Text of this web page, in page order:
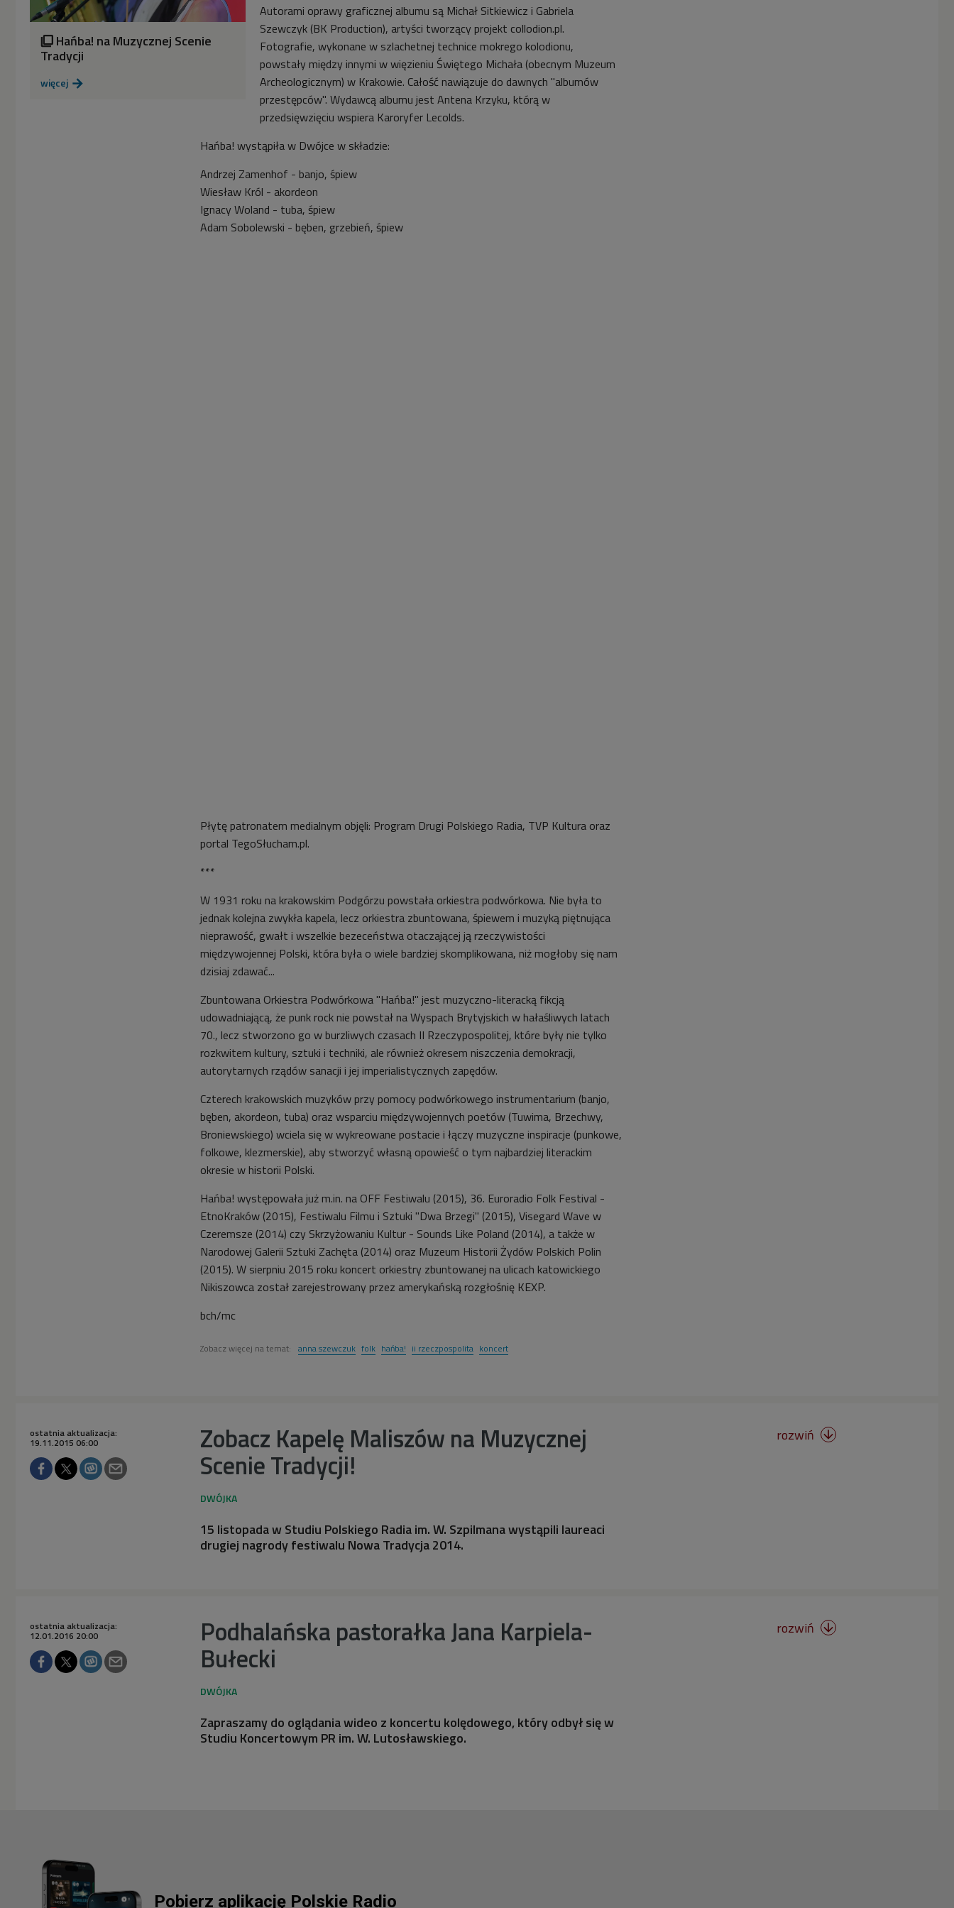
 Hańba! na Muzycznej Scenie
Tradycji
więcej 
Autorami oprawy graficznej albumu są Michał Sitkiewicz i Gabriela
Szewczyk (BK Production), artyści tworzący projekt collodion.pl.
Fotografie, wykonane w szlachetnej technice mokrego kolodionu,
powstały między innymi w więzieniu Świętego Michała (obecnym Muzeum
Archeologicznym) w Krakowie. Całość nawiązuje do dawnych "albumów
przestępców". Wydawcą albumu jest Antena Krzyku, którą w
przedsięwzięciu wspiera Karoryfer Lecolds.
Hańba! wystąpiła w Dwójce w składzie:
Andrzej Zamenhof - banjo, śpiew
Wiesław Król - akordeon
Ignacy Woland - tuba, śpiew
Adam Sobolewski - bęben, grzebień, śpiew
Płytę patronatem medialnym objęli: Program Drugi Polskiego Radia, TVP Kultura oraz
portal TegoSłucham.pl.
***
W 1931 roku na krakowskim Podgórzu powstała orkiestra podwórkowa. Nie była to
jednak kolejna zwykła kapela, lecz orkiestra zbuntowana, śpiewem i muzyką piętnująca
nieprawość, gwałt i wszelkie bezeceństwa otaczającej ją rzeczywistości
międzywojennej Polski, która była o wiele bardziej skomplikowana, niż mogłoby się nam
dzisiaj zdawać...
Zbuntowana Orkiestra Podwórkowa "Hańba!" jest muzyczno-literacką fikcją
udowadniającą, że punk rock nie powstał na Wyspach Brytyjskich w hałaśliwych latach
70., lecz stworzono go w burzliwych czasach II Rzeczypospolitej, które były nie tylko
rozkwitem kultury, sztuki i techniki, ale również okresem niszczenia demokracji,
autorytarnych rządów sanacji i jej imperialistycznych zapędów.
Czterech krakowskich muzyków przy pomocy podwórkowego instrumentarium (banjo,
bęben, akordeon, tuba) oraz wsparciu międzywojennych poetów (Tuwima, Brzechwy,
Broniewskiego) wciela się w wykreowane postacie i łączy muzyczne inspiracje (punkowe,
folkowe, klezmerskie), aby stworzyć własną opowieść o tym najbardziej literackim
okresie w historii Polski.
Hańba! występowała już m.in. na OFF Festiwalu (2015), 36. Euroradio Folk Festival -
EtnoKraków (2015), Festiwalu Filmu i Sztuki "Dwa Brzegi" (2015), Visegard Wave w
Czeremsze (2014) czy Skrzyżowaniu Kultur - Sounds Like Poland (2014), a także w
Narodowej Galerii Sztuki Zachęta (2014) oraz Muzeum Historii Żydów Polskich Polin
(2015). W sierpniu 2015 roku koncert orkiestry zbuntowanej na ulicach katowickiego
Nikiszowca został zarejestrowany przez amerykańską rozgłośnię KEXP.
bch/mc
Zobacz więcej na temat: anna szewczuk folk hańba! ii rzeczpospolita koncert
Zobacz Kapelę Maliszów na Muzycznej
Scenie Tradycji!
ostatnia aktualizacja:
19.11.2015 06:00
15 listopada w Studiu Polskiego Radia im. W. Szpilmana wystąpili laureaci
drugiej nagrody festiwalu Nowa Tradycja 2014.
rozwiń 
Podhalańska pastorałka Jana Karpiela-
Bułecki
ostatnia aktualizacja:
12.01.2016 20:00
Zapraszamy do oglądania wideo z koncertu kolędowego, który odbył się w
Studiu Koncertowym PR im. W. Lutosławskiego.
rozwiń 
Pobierz aplikację Polskie Radio